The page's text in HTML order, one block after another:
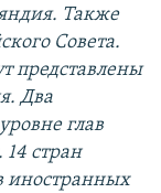
Также
Совета.
представлены
Два
глав
стран
иностранных